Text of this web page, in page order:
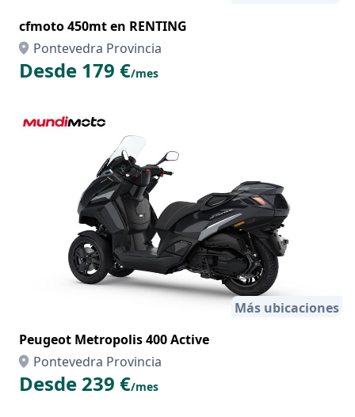
cfmoto 450mt en RENTING
Pontevedra Provincia
Desde 179 €/mes
Más ubicaciones
Peugeot Metropolis 400 Active
Pontevedra Provincia
Desde 239 €/mes